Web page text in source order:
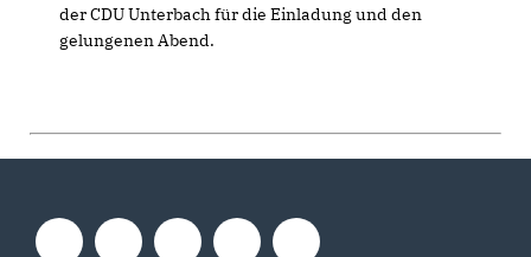
der CDU Unterbach für die Einladung und den
gelungenen Abend.